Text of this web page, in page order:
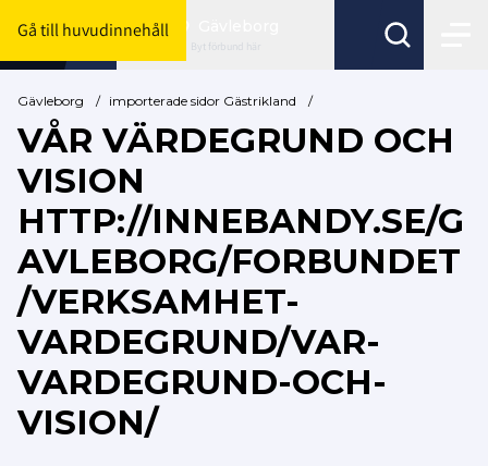
Gå till huvudinnehåll
Byt förbund här
Gävleborg / importerade sidor Gästrikland /
VÅR VÄRDEGRUND OCH
VISION
HTTP://INNEBANDY.SE/G
AVLEBORG/FORBUNDET
/VERKSAMHET-
VARDEGRUND/VAR-
VARDEGRUND-OCH-
VISION/